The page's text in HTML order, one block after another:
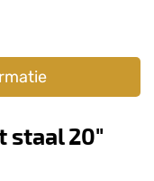
staal 20"